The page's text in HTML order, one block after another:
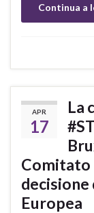
Continua a
APR
17
La
Comitato
decisione
Europea